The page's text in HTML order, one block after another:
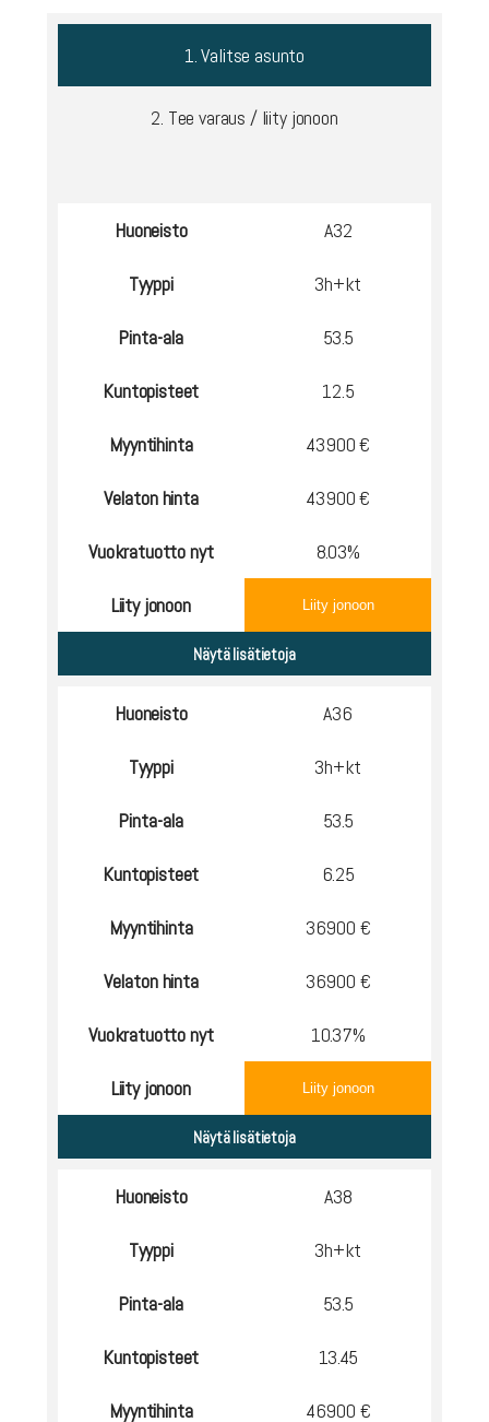
1. Valitse asunto
2. Tee varaus / liity jonoon
Huoneisto A32
Tyyppi 3h+kt
Pinta-ala 53.5
Kuntopisteet 12.5
Myyntihinta 43900 €
Velaton hinta 43900 €
Vuokratuotto nyt 8.03%
Liity jonoon Liity jonoon
Huoneisto A36
Tyyppi 3h+kt
Pinta-ala 53.5
Kuntopisteet 6.25
Myyntihinta 36900 €
Velaton hinta 36900 €
Vuokratuotto nyt 10.37%
Liity jonoon Liity jonoon
Huoneisto A38
Tyyppi 3h+kt
Pinta-ala 53.5
Kuntopisteet 13.45
Myyntihinta 46900 €